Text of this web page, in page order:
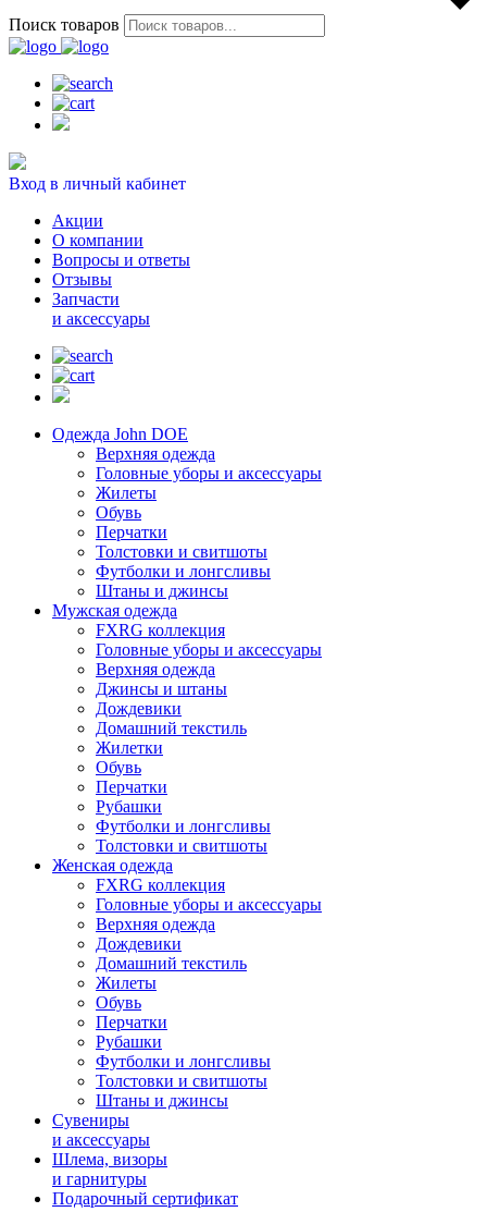
Поиск товаров
Вход в личный кабинет
Акции
О компании
Вопросы и ответы
Отзывы
Запчасти
и аксессуары
Одежда John DOE
Верхняя одежда
Головные уборы и аксессуары
Жилеты
Обувь
Перчатки
Толстовки и свитшоты
Футболки и лонгсливы
Штаны и джинсы
Мужская одежда
FXRG коллекция
Головные уборы и аксессуары
Верхняя одежда
Джинсы и штаны
Дождевики
Домашний текстиль
Жилетки
Обувь
Перчатки
Рубашки
Футболки и лонгсливы
Толстовки и свитшоты
Женская одежда
FXRG коллекция
Головные уборы и аксессуары
Верхняя одежда
Дождевики
Домашний текстиль
Жилеты
Обувь
Перчатки
Рубашки
Футболки и лонгсливы
Толстовки и свитшоты
Штаны и джинсы
Сувениры
и аксессуары
Шлема, визоры
и гарнитуры
Подарочный сертификат